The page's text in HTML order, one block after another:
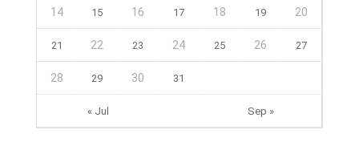
« Jul Sep »
14 15 16 17 18 19 20
21 22 23 24 25 26 27
28 29 30 31